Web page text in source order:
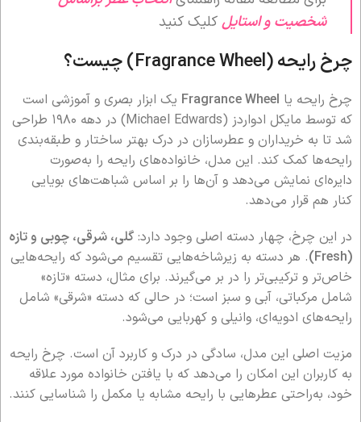
شخصیت و استایلکلیک کنید
چرخ رایحه (Fragrance Wheel) چیست؟
چرخ رایحه یا Fragrance Wheel یک ابزار بصری و آموزشی است
که توسط مایکل ادواردز (Michael Edwards) در دهه ۱۹۸۰ طراحی
شد تا به خریداران و عطرسازان در درک بهتر ساختار و طبقه‌بندی
رایحه‌ها کمک کند. این مدل، خانواده‌های رایحه را به‌صورت
دایره‌ای نمایش می‌دهد و آن‌ها را بر اساس شباهت‌های بویایی
کنار هم قرار می‌دهد.
در این چرخ، چهار دسته اصلی وجود دارد: گلی، شرقی، چوبی و تازه
(Fresh)
. هر دسته به زیرشاخه‌هایی تقسیم می‌شود که رایحه‌هایی
خاص‌تر و ترکیبی‌تر را در بر می‌گیرند. برای مثال، دسته «تازه»
شامل مرکباتی، آبی و سبز است؛ در حالی که دسته «شرقی» شامل
رایحه‌های ادویه‌ای، وانیلی و کهربایی می‌شود.
مزیت اصلی این مدل، سادگی در درک و کاربرد آن است. چرخ رایحه
به کاربران این امکان را می‌دهد که با یافتن خانواده مورد علاقه
خود، به‌راحتی عطرهایی با رایحه مشابه یا مکمل را شناسایی کنند.